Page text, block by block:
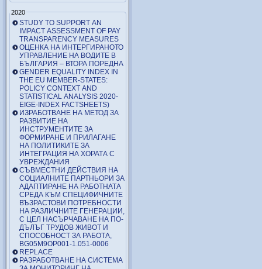
2020
STUDY TO SUPPORT AN
IMPACT ASSESSMENT OF PAY
TRANSPARENCY MEASURES
ОЦЕНКА НА ИНТЕРГИРАНОТО
УПРАВЛЕНИЕ НА ВОДИТЕ В
БЪЛГАРИЯ – ВТОРА ПОРЕДНА
GENDER EQUALITY INDEX IN
THE EU MEMBER-STATES:
POLICY CONTEXT AND
STATISTICAL ANALYSIS 2020-
EIGE-INDEX FACTSHEETS)
ИЗРАБОТВАНЕ НА МЕТОД ЗА
РАЗВИТИЕ НА
ИНСТРУМЕНТИТЕ ЗА
ФОРМИРАНЕ И ПРИЛАГАНЕ
НА ПОЛИТИКИТЕ ЗА
ИНТЕГРАЦИЯ НА ХОРАТА С
УВРЕЖДАНИЯ
СЪВМЕСТНИ ДЕЙСТВИЯ НА
СОЦИАЛНИТЕ ПАРТНЬОРИ ЗА
АДАПТИРАНЕ НА РАБОТНАТА
СРЕДА КЪМ СПЕЦИФИЧНИТЕ
ВЪЗРАСТОВИ ПОТРЕБНОСТИ
НА РАЗЛИЧНИТЕ ГЕНЕРАЦИИ,
С ЦЕЛ НАСЪРЧАВАНЕ НА ПО-
ДЪЛЪГ ТРУДОВ ЖИВОТ И
СПОСОБНОСТ ЗА РАБОТА,
BG05M9OP001-1.051-0006
REPLACE
РАЗРАБОТВАНЕ НА СИСТЕМА